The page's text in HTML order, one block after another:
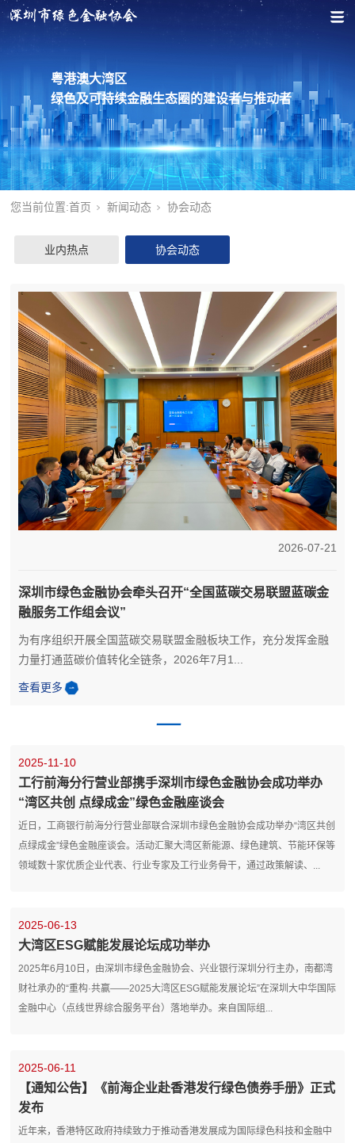
粤港澳大湾区
绿色及可持续金融生态圈的建设者与推动者
您当前位置:首页 新闻动态 协会动态
业内热点 协会动态
2026-07-21
深圳市绿色金融协会牵头召开“全国蓝碳交易联盟蓝碳金
融服务工作组会议”
为有序组织开展全国蓝碳交易联盟金融板块工作，充分发挥金融
力量打通蓝碳价值转化全链条，2026年7月1...
查看更多
2025-11-10
工行前海分行营业部携手深圳市绿色金融协会成功举办
“湾区共创 点绿成金”绿色金融座谈会
近日，工商银行前海分行营业部联合深圳市绿色金融协会成功举办“湾区共创
点绿成金”绿色金融座谈会。活动汇聚大湾区新能源、绿色建筑、节能环保等
领域数十家优质企业代表、行业专家及工行业务骨干，通过政策解读、...
2025-06-13
大湾区ESG赋能发展论坛成功举办
2025年6月10日，由深圳市绿色金融协会、兴业银行深圳分行主办，南都湾
财社承办的“重构·共赢——2025大湾区ESG赋能发展论坛”在深圳大中华国际
金融中心（点线世界综合服务平台）落地举办。来自国际组...
2025-06-11
【通知公告】《前海企业赴香港发行绿色债券手册》正式
发布
近年来，香港特区政府持续致力于推动香港发展成为国际绿色科技和金融中